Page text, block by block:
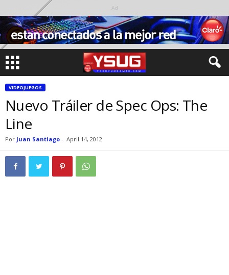
Ad
VIDEOJUEGOS
Nuevo Tráiler de Spec Ops: The
Line
Por Juan Santiago - April 14, 2012